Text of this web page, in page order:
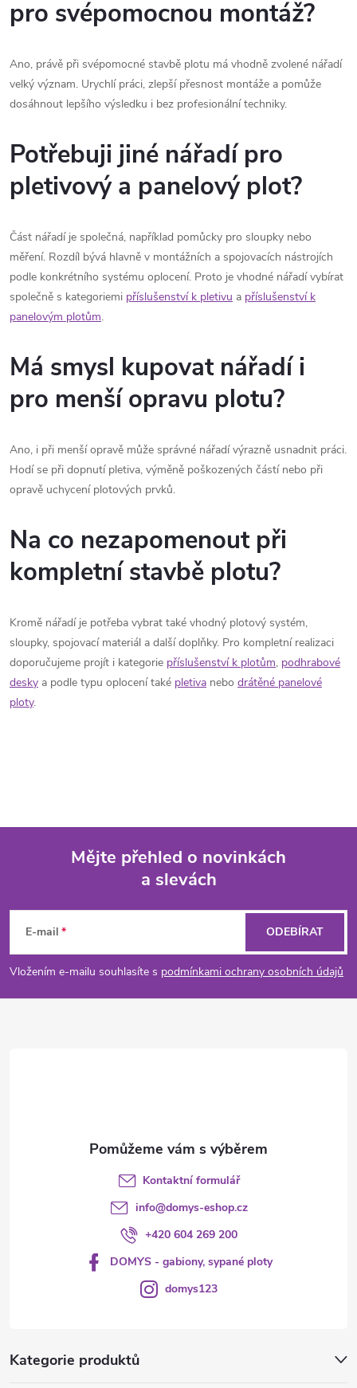
pro svépomocnou montáž?
Ano, právě při svépomocné stavbě plotu má vhodně zvolené nářadí
velký význam. Urychlí práci, zlepší přesnost montáže a pomůže
dosáhnout lepšího výsledku i bez profesionální techniky.
Potřebuji jiné nářadí pro
pletivový a panelový plot?
Část nářadí je společná, například pomůcky pro sloupky nebo
měření. Rozdíl bývá hlavně v montážních a spojovacích nástrojích
podle konkrétního systému oplocení. Proto je vhodné nářadí vybírat
společně s kategoriemi příslušenství k pletivu a příslušenství k
panelovým plotům.
Má smysl kupovat nářadí i
pro menší opravu plotu?
Ano, i při menší opravě může správné nářadí výrazně usnadnit práci.
Hodí se při dopnutí pletiva, výměně poškozených částí nebo při
opravě uchycení plotových prvků.
Na co nezapomenout při
kompletní stavbě plotu?
Kromě nářadí je potřeba vybrat také vhodný plotový systém,
sloupky, spojovací materiál a další doplňky. Pro kompletní realizaci
doporučujeme projít i kategorie příslušenství k plotům, podhrabové
desky a podle typu oplocení také pletiva nebo drátěné panelové
ploty.
p
a
Mějte přehled o novinkách
a slevách
E-mail
Vložením e-mailu souhlasíte s podmínkami ochrany osobních údajů
ODEBÍRAT
Kategorie produktů
Kontaktní formulář
info@domys-eshop.cz
+420 604 269 200
DOMYS - gabiony, sypané ploty
domys123